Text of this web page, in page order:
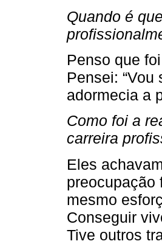
Quando é
Penso que
Pensei:
adormecia a
Como foi a
carreira
Eles
preocupação
mesmo
Conseguir
Tive outros